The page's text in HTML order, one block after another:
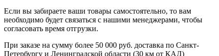
Если вы забираете ваши товары самостоятельно, то вам
необходимо будет связаться с нашими менеджерами, чтобы
согласовать время отгрузки.
При заказе на сумму более 50 000 руб. доставка по Санкт-
Петербургу и Ленинградской области (30 км от КАД)